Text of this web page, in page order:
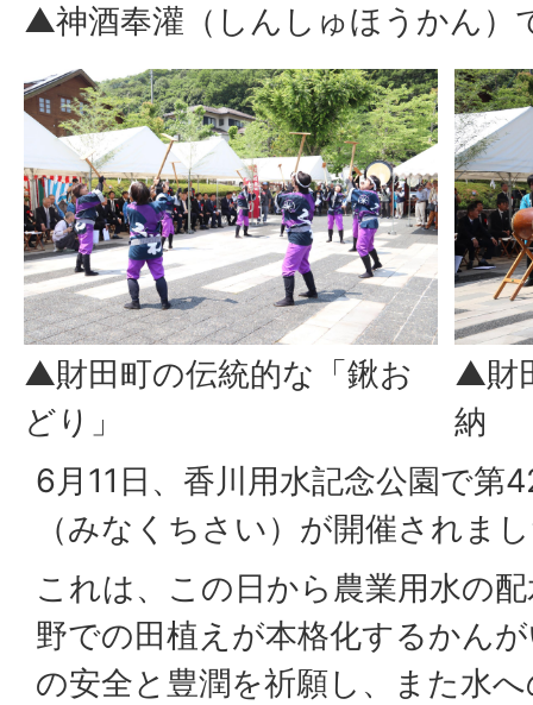
▲神酒奉灌（しんしゅほうかん）
▲財田町の伝統的な「鍬お
どり」
▲財
納
6月11日、香川用水記念公園で第
（みなくちさい）が開催されま
これは、この日から農業用水の
野での田植えが本格化するかん
の安全と豊潤を祈願し、また水